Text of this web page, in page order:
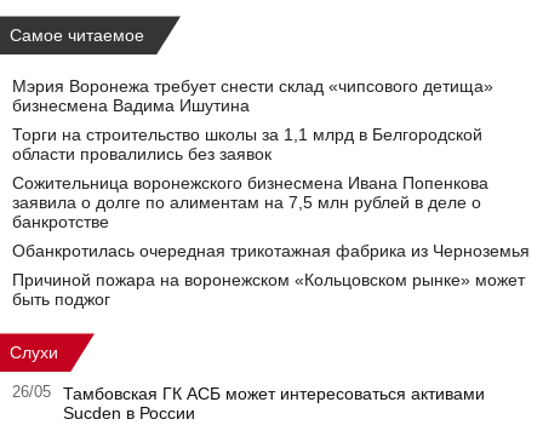
Самое читаемое
Мэрия Воронежа требует снести склад «чипсового детища»
бизнесмена Вадима Ишутина
Торги на строительство школы за 1,1 млрд в Белгородской
области провалились без заявок
Сожительница воронежского бизнесмена Ивана Попенкова
заявила о долге по алиментам на 7,5 млн рублей в деле о
банкротстве
Обанкротилась очередная трикотажная фабрика из Черноземья
Причиной пожара на воронежском «Кольцовском рынке» может
быть поджог
Слухи
26/05
Тамбовская ГК АСБ может интересоваться активами
Sucden в России